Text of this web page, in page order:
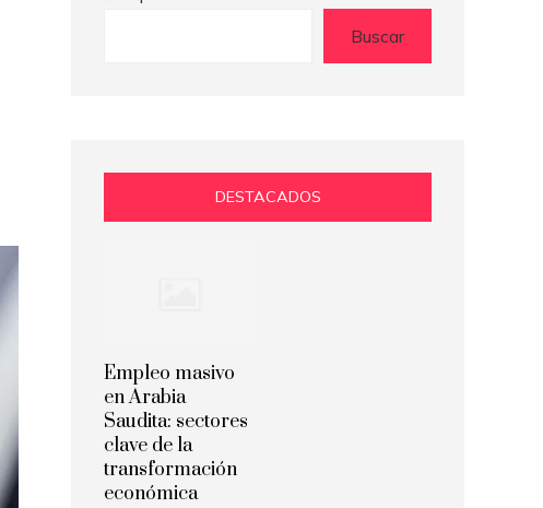
Buscar
DESTACADOS
Empleo masivo
en Arabia
Saudita: sectores
clave de la
transformación
económica